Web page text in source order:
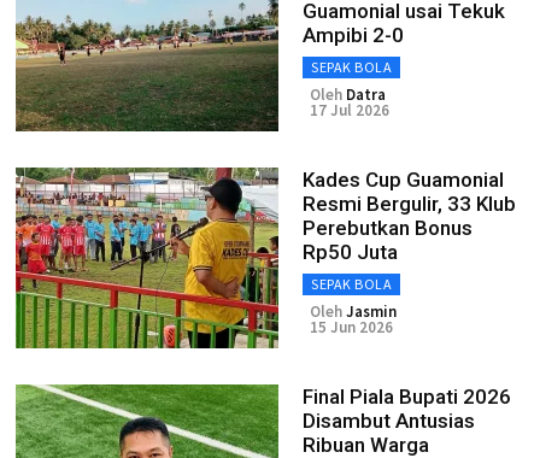
Guamonial usai Tekuk
Ampibi 2-0
SEPAK BOLA
Oleh Datra
17 Jul 2026
Kades Cup Guamonial
Resmi Bergulir, 33 Klub
Perebutkan Bonus
Rp50 Juta
SEPAK BOLA
OlehJasmin
15 Jun 2026
Final Piala Bupati 2026
Disambut Antusias
Ribuan Warga